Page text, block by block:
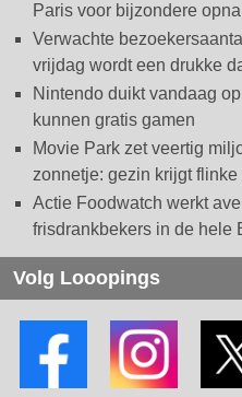
Paris voor bijzondere
Verwachte
vrijdag wordt een drukke
Nintendo duikt vandaag
kunnen gratis gamen
Movie Park zet veertig
zonnetje: gezin krijgt
Actie Foodwatch werkt
frisdrankbekers in de hele
Volg Looopings